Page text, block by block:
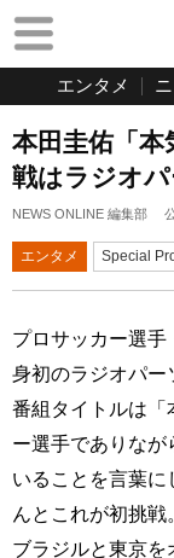
エンタメ
本田圭佑「
戦はラジオパ
NEWS ONLINE 編集部 公
エンタメ Special
プロサッカー選手
身初のラジオパー
番組タイトルは「
ー選手でありなが
いることを言葉
んとこれが初挑戦
ブラジルと東京を